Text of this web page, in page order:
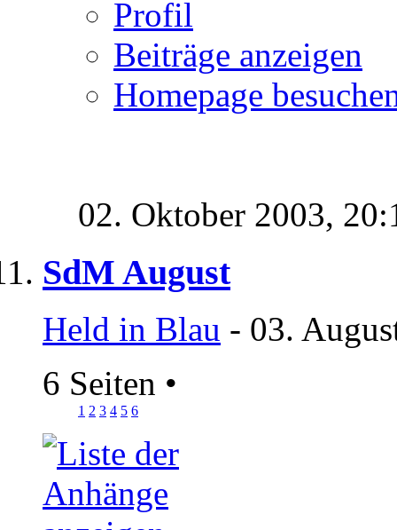
Profil
Beiträge anzeigen
Homepage
02. Oktober 2003,
SdM August
Held in Blau - 03.
6 Seiten •
1 2 3 4 5 6